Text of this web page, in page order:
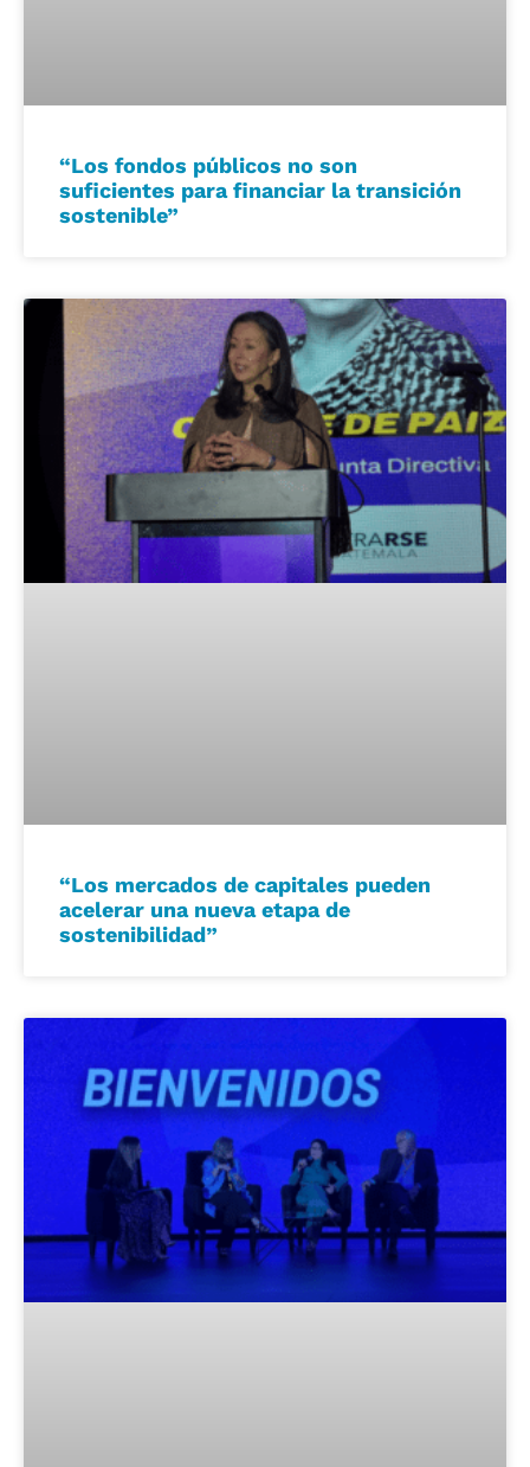
“Los fondos públicos no son
suficientes para financiar la transición
sostenible”
“Los mercados de capitales pueden
acelerar una nueva etapa de
sostenibilidad”